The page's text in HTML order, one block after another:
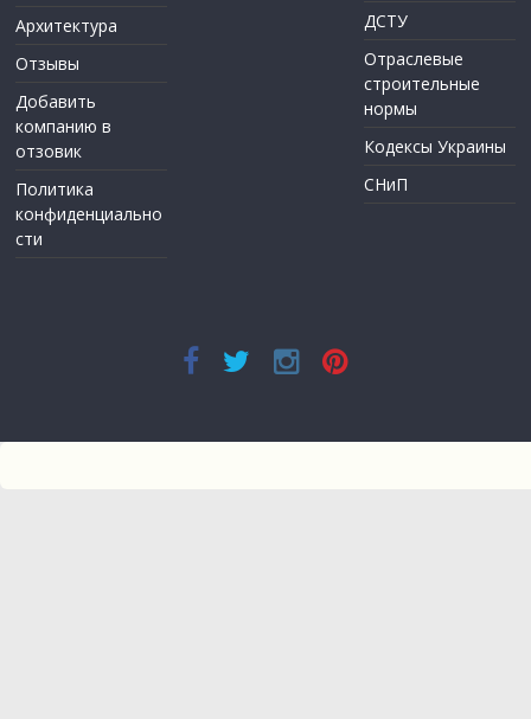
Архитектура
Отзывы
Добавить
компанию в
отзовик
Политика
конфиденциально
сти
ДСТУ
Отраслевые
строительные
нормы
Кодексы Украины
СНиП